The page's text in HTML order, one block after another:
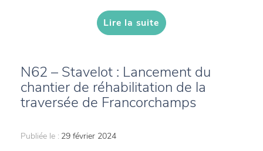
Lire la suite
N62 – Stavelot : Lancement du
chantier de réhabilitation de la
traversée de Francorchamps
Publiée le : 29 février 2024